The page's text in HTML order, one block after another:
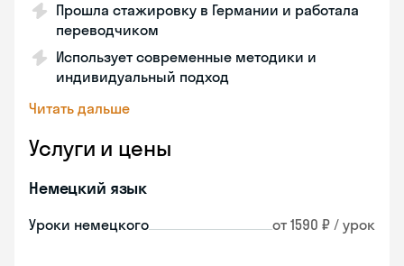
Прошла стажировку в Германии и работала
переводчиком
Использует современные методики и
индивидуальный подход
Читать дальше
Услуги и цены
Немецкий язык
Уроки немецкого от 1590 ₽ / урок